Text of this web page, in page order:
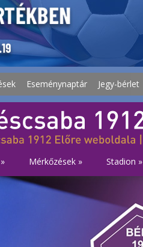
Eseménynaptár Jegy-bérlet
» Mérkőzések » Stadion »